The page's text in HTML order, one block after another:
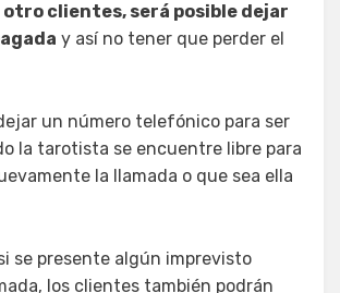
otro clientes, será posible dejar
y así no tener que perder el
un número telefónico para ser
la tarotista se encuentre libre para
la llamada o que sea ella
se presente algún imprevisto
los clientes también podrán